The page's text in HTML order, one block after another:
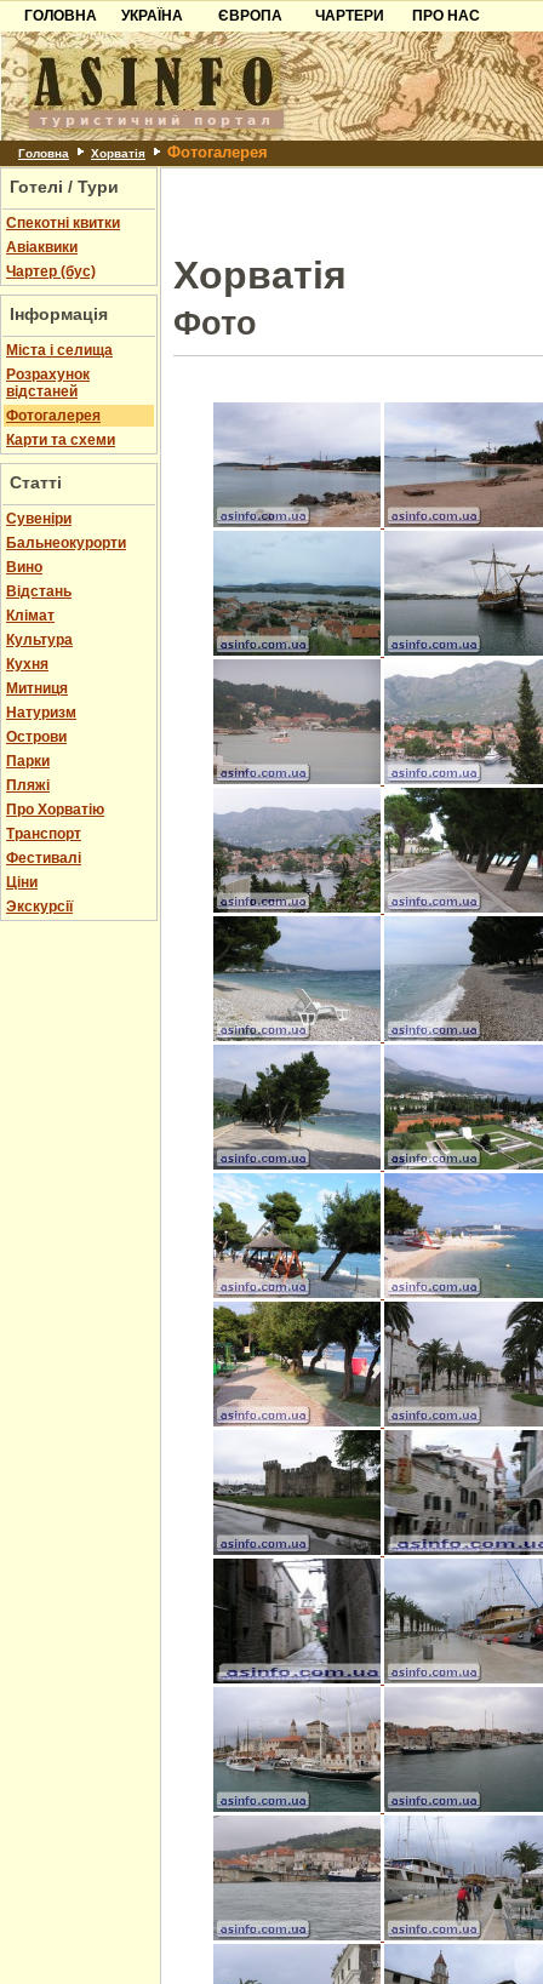
ГОЛОВНА
УКРАЇНА
Карпати
Азов
Причорноморря
Шацьк
ЄВРОПА
Чорногорія
Хорватія
Болгарія
Албанія
ЧАРТЕРИ
ПРО НАС
Контакти
Партнерам
Додати готель
Головна Хорватія Фотогалерея
Готелі / Тури
Спекотні квитки
Авіаквики
Чартер (бус)
Інформація
Міста і селища
Розрахунок
відстаней
Фотогалерея
Карти та схеми
Статті
Cувеніри
Бальнеокурорти
Вино
Відстань
Клімат
Культура
Кухня
Митниця
Натуризм
Острови
Парки
Пляжі
Про Хорватію
Транспорт
Фестивалі
Ціни
Экскурсії
Хорватія
Фото